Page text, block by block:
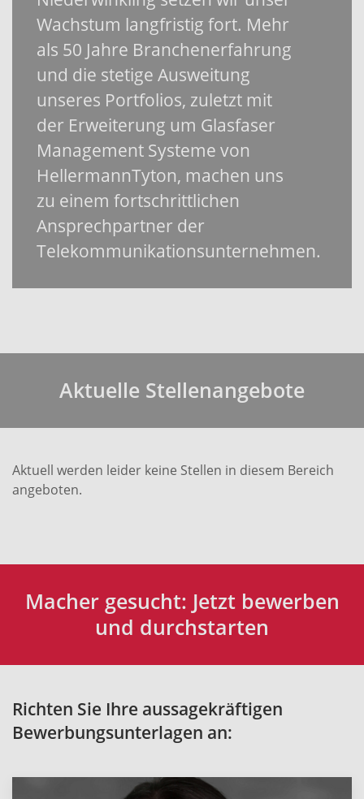
Wachstum langfristig fort. Mehr
als 50 Jahre Branchenerfahrung
und die stetige Ausweitung
unseres Portfolios, zuletzt mit
der Erweiterung um Glasfaser
Management Systeme von
HellermannTyton, machen uns
zu einem fortschrittlichen
Ansprechpartner der
Telekommunikationsunternehmen.
Aktuelle Stellenangebote
Aktuell werden leider keine Stellen in diesem Bereich
angeboten.
Macher gesucht: Jetzt bewerben
und durchstarten
Richten Sie Ihre aussagekräftigen
Bewerbungsunterlagen an: